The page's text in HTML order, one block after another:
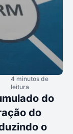
4 minutos de
leitura
do
do
o